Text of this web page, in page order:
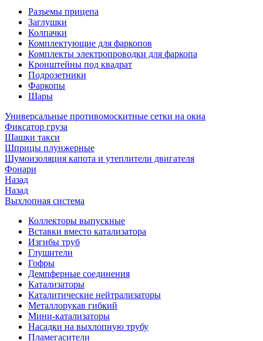
Разъемы прицепа
Заглушки
Колпачки
Комплектующие для фаркопов
Комплекты электропроводки для фаркопа
Кронштейны под квадрат
Подрозетники
Фаркопы
Шары
Универсальные противомоскитные сетки на окна
Фиксатор груза
Шашки такси
Шприцы плунжерные
Шумоизоляция капота и утеплители двигателя
Фонари
Назад
Назад
Выхлопная система
Коллекторы выпускные
Вставки вместо катализатора
Изгибы труб
Глушители
Гофры
Демпферные соединения
Катализаторы
Каталитические нейтрализаторы
Металлорукав гибкий
Мини-катализаторы
Насадки на выхлопную трубу
Пламегасители